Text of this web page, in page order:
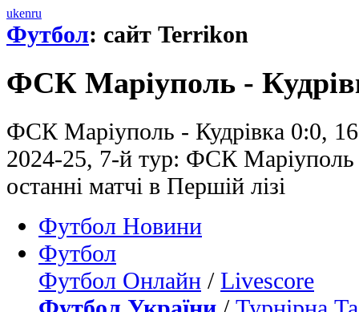
ukenru
Футбол: сайт Terrikon
ФСК Маріуполь -
ФСК Маріуполь - Кудрівка 0:0,
2024-25, 7-й тур: ФСК Маріуполь
останні матчі в Першій лізі
Футбол Новини
Футбол
Футбол Онлайн / Livescore